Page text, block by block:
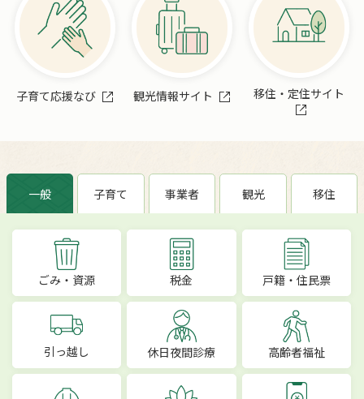
子育て応援なび 観光情報サイト 移住・定住サイト
一般 子育て 事業者 観光 移住
ごみ・資源 税金 戸籍・住民票
引っ越し 休日夜間診療 高齢者福祉